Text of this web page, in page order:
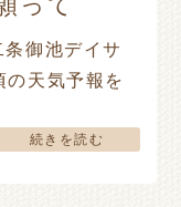
御池デイサ
天気予報を
続きを読む